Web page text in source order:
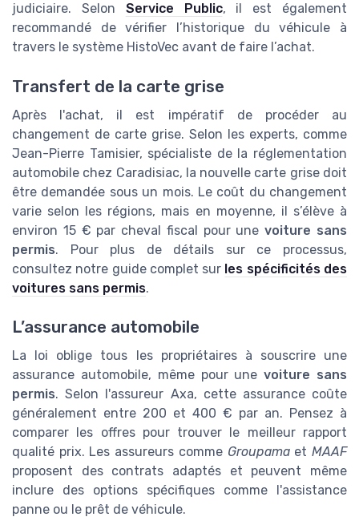
judiciaire. Selon Service Public, il est également
recommandé de vérifier l’historique du véhicule à
travers le système HistoVec avant de faire l’achat.
Transfert de la carte grise
Après l'achat, il est impératif de procéder au
changement de carte grise. Selon les experts, comme
Jean-Pierre Tamisier, spécialiste de la réglementation
automobile chez Caradisiac, la nouvelle carte grise doit
être demandée sous un mois. Le coût du changement
varie selon les régions, mais en moyenne, il s’élève à
environ 15 € par cheval fiscal pour unevoiture sans
permis. Pour plus de détails sur ce processus,
consultez notre guide complet sur les spécificités des
voitures sans permis.
L’assurance automobile
La loi oblige tous les propriétaires à souscrire une
assurance automobile, même pour unevoiture sans
permis. Selon l'assureur Axa, cette assurance coûte
généralement entre 200 et 400 € par an. Pensez à
comparer les offres pour trouver le meilleur rapport
qualité prix. Les assureurs comme GroupamaetMAAF
proposent des contrats adaptés et peuvent même
inclure des options spécifiques comme l'assistance
panne ou le prêt de véhicule.